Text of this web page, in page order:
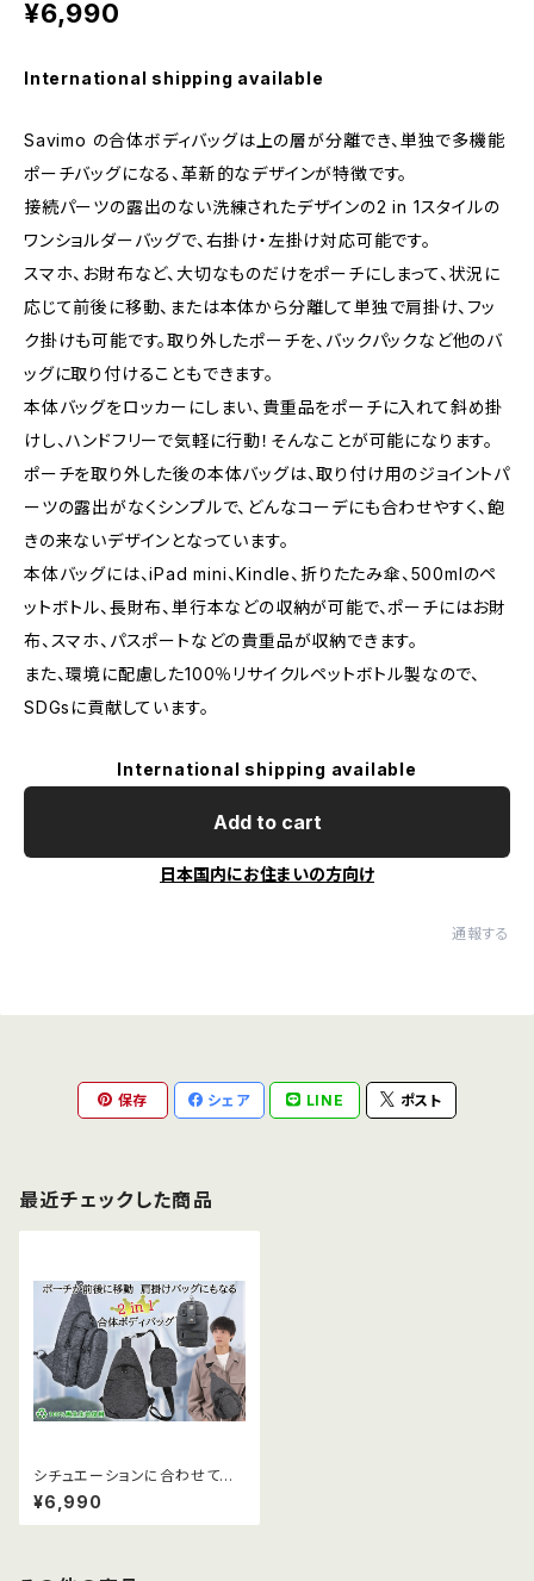
¥6,990
International shipping available
Savimo の合体ボディバッグは上の層が分離でき、単独で多機能
ポーチバッグになる、革新的なデザインが特徴です。
接続パーツの露出のない洗練されたデザインの2 in 1スタイルの
ワンショルダーバッグで、右掛け・左掛け対応可能です。
スマホ、お財布など、大切なものだけをポーチにしまって、状況に
応じて前後に移動、または本体から分離して単独で肩掛け、フッ
ク掛けも可能です。取り外したポーチを、バックパックなど他のバ
ッグに取り付けることもできます。
本体バッグをロッカーにしまい、貴重品をポーチに入れて斜め掛
けし、ハンドフリーで気軽に行動！そんなことが可能になります。
ポーチを取り外した後の本体バッグは、取り付け用のジョイントパ
ーツの露出がなくシンプルで、どんなコーデにも合わせやすく、飽
きの来ないデザインとなっています。
本体バッグには、iPad mini、Kindle、折りたたみ傘、500mlのペ
ットボトル、長財布、単行本などの収納が可能で、ポーチにはお財
布、スマホ、パスポートなどの貴重品が収納できます。
また、環境に配慮した100％リサイクルペットボトル製なので、
SDGsに貢献しています。
International shipping available
Add to cart
日本国内にお住まいの方向け
通報する
保存 シェア LINE ポスト
最近チェックした商品
シチュエーションに合わせて合
体・分離できる！超便利な 2 in 1
合体ボディバック
¥6,990